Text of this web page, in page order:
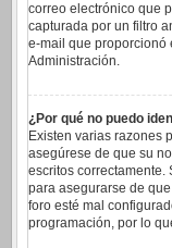
correo electrónico que
capturada por un filtro
e-mail que proporcionó
Administración.
¿Por qué no puedo
Existen varias razones
asegúrese de que su
escritos correctamente.
para asegurarse de
foro esté mal
programación, por lo